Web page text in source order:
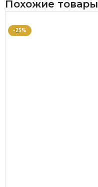
Похожие товары
-25%